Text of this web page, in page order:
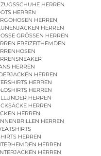
HERREN
HERREN
HERREN
HERREN
GRÖSSEN HERREN
FREIZEITHEMDEN
HERREN
HERREN
HERREN
HERREN
HERREN
HERREN
HERREN
HERREN
HERREN
HERREN
HERREN